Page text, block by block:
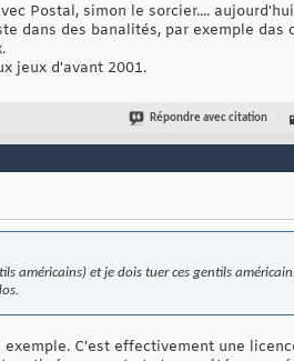
Postal, simon le sorcier....
dans des banalités, par exemple das
jeux d'avant 2001.
Répondre avec citation
américains) et je dois tuer ces gentils
C'est effectivement une